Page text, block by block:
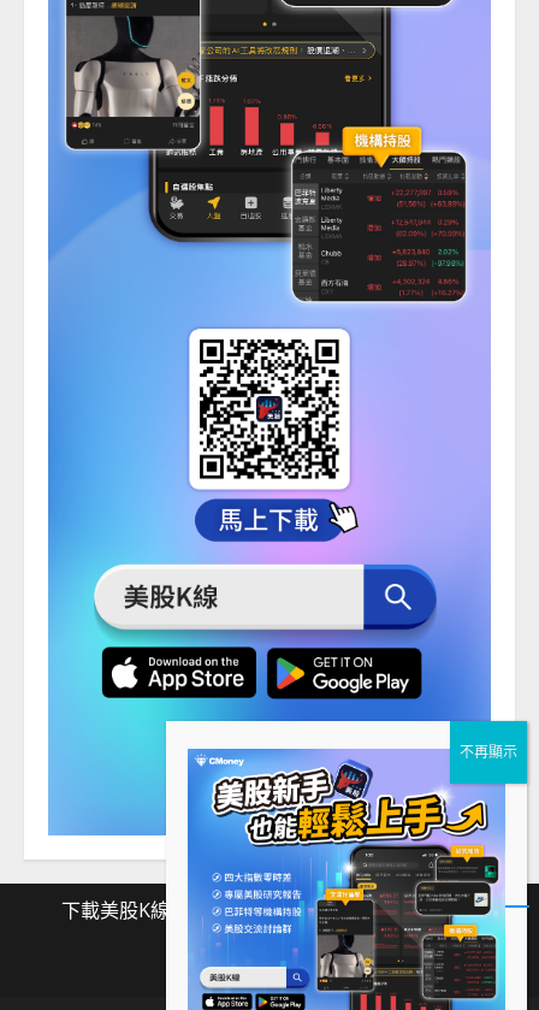
下載美股K線 Facebook Instagram Twitter
載
Facebook
Instagram
Twitter